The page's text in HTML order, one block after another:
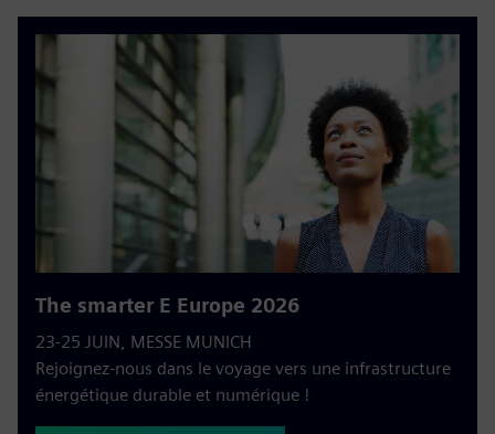
The smarter E Europe 2026
23-25 JUIN, MESSE MUNICH
Rejoignez-nous dans le voyage vers une infrastructure
énergétique durable et numérique !